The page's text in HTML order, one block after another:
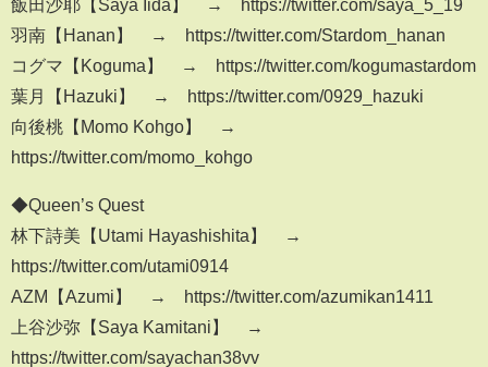
飯田沙耶【Saya Iida】 → https://twitter.com/saya_5_19
羽南【Hanan】 → https://twitter.com/Stardom_hanan
コグマ【Koguma】 → https://twitter.com/kogumastardom
葉月【Hazuki】 → https://twitter.com/0929_hazuki
向後桃【Momo Kohgo】 →
https://twitter.com/momo_kohgo
◆Queen’s Quest
林下詩美【Utami Hayashishita】 →
https://twitter.com/utami0914
AZM【Azumi】 → https://twitter.com/azumikan1411
上谷沙弥【Saya Kamitani】 →
https://twitter.com/sayachan38vv